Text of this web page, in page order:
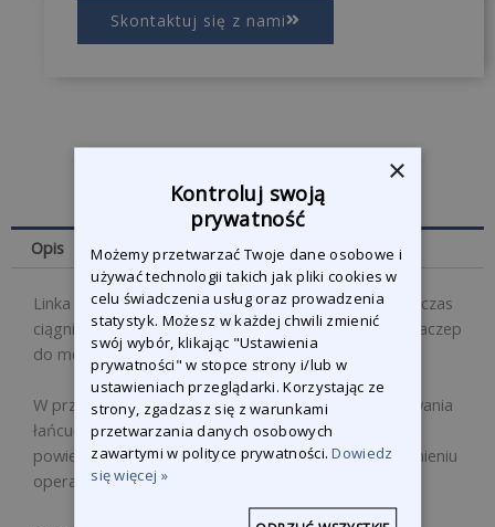
Skontaktuj się z nami
Opis
Linka bezpieczeństwa musi zawsze być używana podczas
ciągnięcia, aby zabezpieczyć łańcuch + zacisk i / lub zaczep
do metalowej powierzchni.
W przypadku oderwania się metalu od korpusu, zerwania
łańcucha lub ześlizgnięcia się zacisku na metalową
powierzchnię, linka zabezpieczająca zapobiegnie zranieniu
operatora.
×
Kontroluj swoją
prywatność
Możemy przetwarzać Twoje dane osobowe i
używać technologii takich jak pliki cookies w
celu świadczenia usług oraz prowadzenia
statystyk. Możesz w każdej chwili zmienić
swój wybór, klikając "Ustawienia
prywatności" w stopce strony i/lub w
ustawieniach przeglądarki. Korzystając ze
strony, zgadzasz się z warunkami
przetwarzania danych osobowych
zawartymi w polityce prywatności.Dowiedz
się więcej »